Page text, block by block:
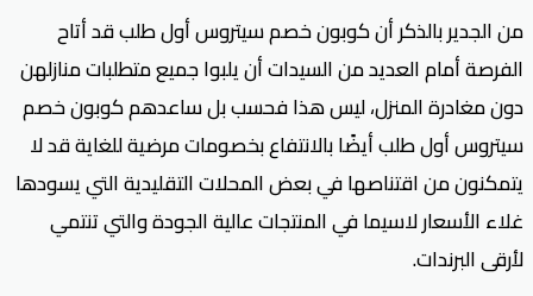
من الجدير بالذكر أن كوبون خصم سيتروس أول طلب قد أتاح
الفرصة أمام العديد من السيدات أن يلبوا جميع متطلبات منازلهن
دون مغادرة المنزل، ليس هذا فحسب بل ساعدهم كوبون خصم
سيتروس أول طلب أيضًا بالانتفاع بخصومات مرضية للغاية قد لا
يتمكنون من اقتناصها في بعض المحلات التقليدية التي يسودها
غلاء الأسعار لاسيما في المنتجات عالية الجودة والتي تنتمي
لأرقى البرندات.